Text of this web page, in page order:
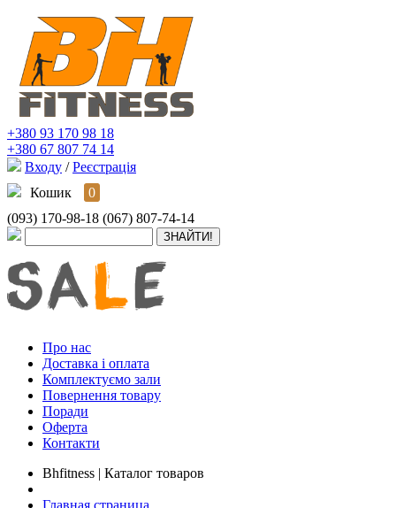
+380 93 170 98 18
+380 67 807 74 14
Входу / Реєстрація
Кошик
0
(093) 170-98-18 (067) 807-74-14
Про нас
Доставка і оплата
Комплектуємо зали
Повернення товару
Поради
Оферта
Контакти
Bhfitness | Каталог товаров
Главная страница